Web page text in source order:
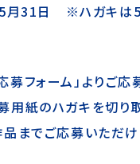
月31日 ※ハガキは
フォーム」よりご応
用紙のハガキを切り
までご応募いただけ